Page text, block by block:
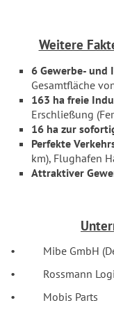
Weitere
6 Gewerbe- und
Gesamtfläche
163 ha freie
Erschließung
16 ha zur
Perfekte
km), Flughafen
Attraktiver
• Mibe GmbH
• Rossmann
• Mobis Parts